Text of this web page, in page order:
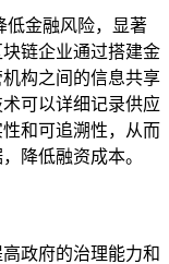
低金融风险，显著
链企业通过搭建金
构之间的信息共享
可以详细记录供应
和可追溯性，从而
降低融资成本。
政府的治理能力和